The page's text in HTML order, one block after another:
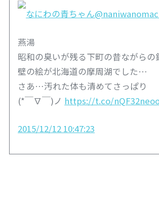
なにわの青ちゃん
燕湯
昭和の臭いが残る下町の昔ながら
壁の絵が北海道の摩周湖でした…
さあ…汚れた体も清めてさっぱり
(*￣∇￣)ノ https://t.co/
2015/12/12 10:47:23